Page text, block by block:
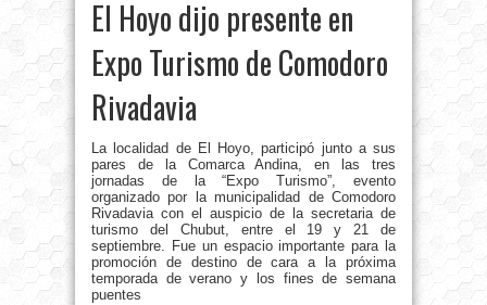
El Hoyo dijo presente en
Expo Turismo de Comodoro
Rivadavia
La localidad de El Hoyo, participó junto a sus
pares de la Comarca Andina, en las tres
jornadas de la “Expo Turismo”, evento
organizado por la municipalidad de Comodoro
Rivadavia con el auspicio de la secretaria de
turismo del Chubut, entre el 19 y 21 de
septiembre. Fue un espacio importante para la
promoción de destino de cara a la próxima
temporada de verano y los fines de semana
puentes